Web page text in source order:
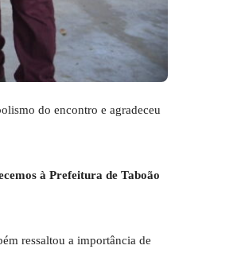
do encontro e agradeceu
à Prefeitura de Taboão
ressaltou a importância de